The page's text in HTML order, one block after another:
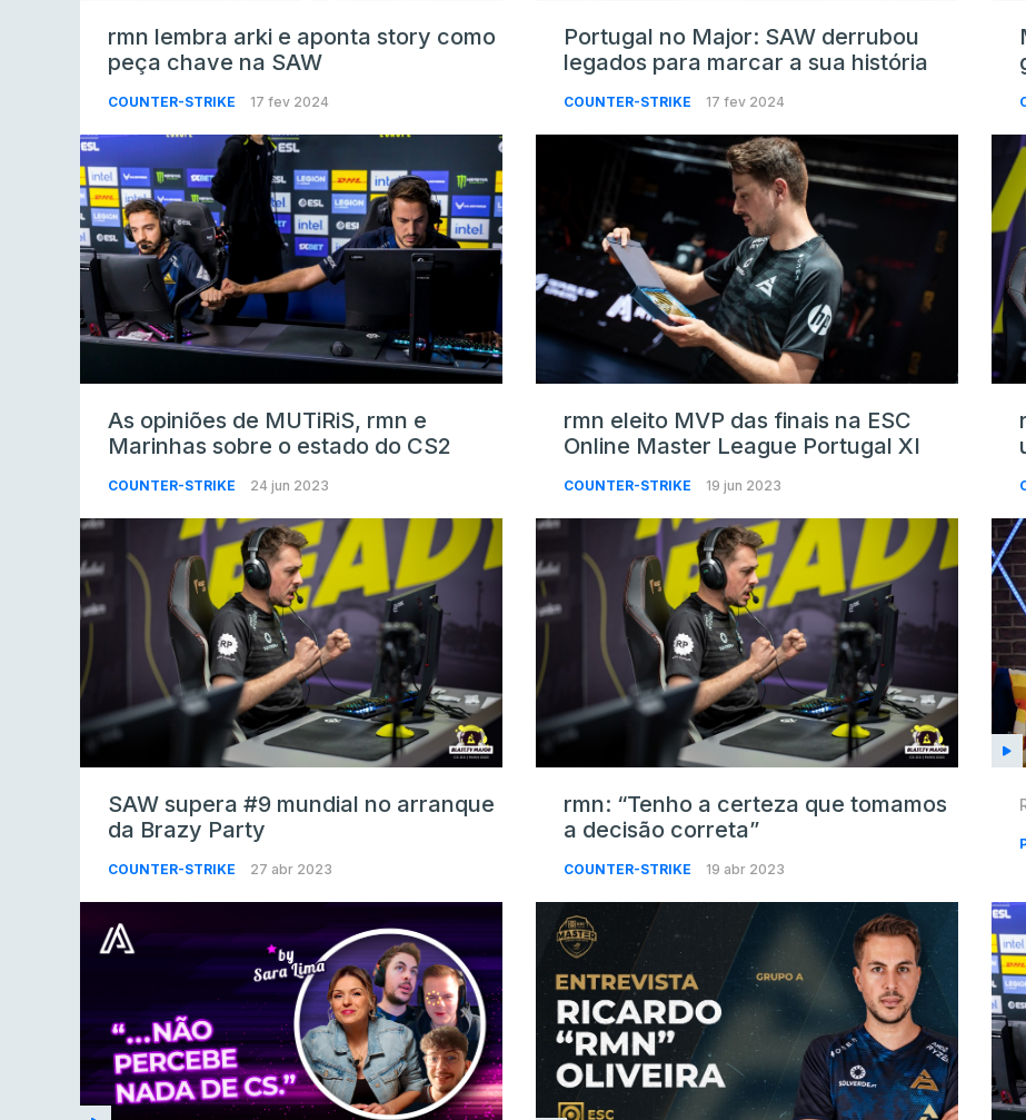
rmn lembra arki e aponta story como
peça chave na SAW
COUNTER-STRIKE 17 fev 2024
Portugal no Major: SAW derrubou
legados para marcar a sua história
COUNTER-STRIKE 17 fev 2024
As opiniões de MUTiRiS, rmn e
Marinhas sobre o estado do CS2
COUNTER-STRIKE 24 jun 2023
rmn eleito MVP das finais na ESC
Online Master League Portugal XI
COUNTER-STRIKE 19 jun 2023
SAW supera #9 mundial no arranque
da Brazy Party
COUNTER-STRIKE 27 abr 2023
rmn: “Tenho a certeza que tomamos
a decisão correta”
COUNTER-STRIKE 19 abr 2023